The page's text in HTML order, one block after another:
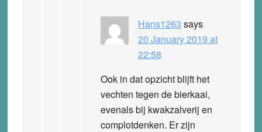
Hans1263 says
20 January 2019 at
22:58
Ook in dat opzicht blijft het
vechten tegen de bierkaai,
evenals bij kwakzalverij en
complotdenken. Er zijn